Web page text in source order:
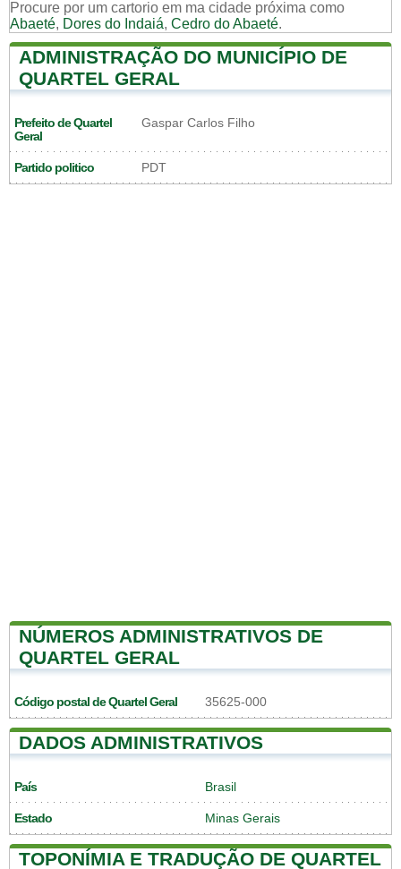
Procure por um cartorio em ma cidade próxima como
Abaeté, Dores do Indaiá, Cedro do Abaeté.
ADMINISTRAÇÃO DO MUNICÍPIO DE
QUARTEL GERAL
Prefeito de Quartel
Geral
Gaspar Carlos Filho
Partido politico PDT
NÚMEROS ADMINISTRATIVOS DE
QUARTEL GERAL
Código postal de Quartel Geral 35625-000
DADOS ADMINISTRATIVOS
País Brasil
Estado Minas Gerais
TOPONÍMIA E TRADUÇÃO DE QUARTEL